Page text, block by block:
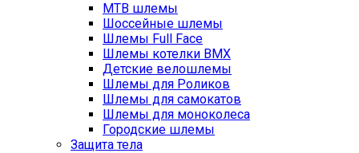
MTB шлемы
Шоссейные шлемы
Шлемы Full Face
Шлемы котелки BMX
Детские велошлемы
Шлемы для Роликов
Шлемы для самокатов
Шлемы для моноколеса
Городские шлемы
Защита тела